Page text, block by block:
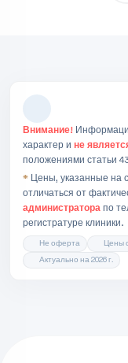
Внимание!
характер и не
положениями статьи
* Цены, указанные на
отличаться от
администратора по
регистратуре клиники.
Не оферта Цены
Актуально на 2026 г.